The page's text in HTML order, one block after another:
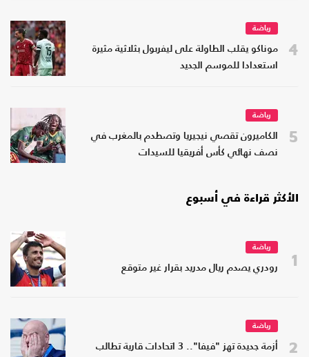
4
رياضة
موناكو يقلب الطاولة على ليفربول بثلاثية مثيرة
استعدادا للموسم الجديد
5
رياضة
الكاميرون تقصي نيجيريا وتصطدم بالمغرب في
نصف نهائي كأس أفريقيا للسيدات
الأكثر قراءة في أسبوع
1
رياضة
رودري يصدم ريال مدريد بقرار غير متوقع
2
رياضة
أزمة جديدة تهز "فيفا".. 3 اتحادات قارية تطالب